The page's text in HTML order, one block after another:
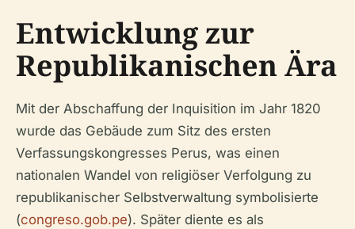
Entwicklung zur
Republikanischen Ära
Mit der Abschaffung der Inquisition im Jahr 1820
wurde das Gebäude zum Sitz des ersten
Verfassungskongresses Perus, was einen
nationalen Wandel von religiöser Verfolgung zu
republikanischer Selbstverwaltung symbolisierte
(congreso.gob.pe). Später diente es als